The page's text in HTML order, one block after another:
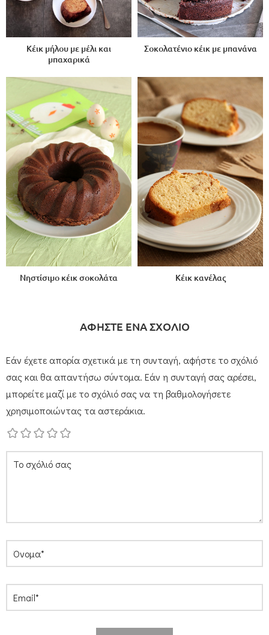
Κέικ μήλου με μέλι και
μπαχαρικά
Σοκολατένιο κέικ με μπανάνα
Νηστίσιμο κέικ σοκολάτα Κέικ κανέλας
ΑΦΗΣΤΕ ΕΝΑ ΣΧΟΛΙΟ
Εάν έχετε απορία σχετικά με τη συνταγή, αφήστε το σχόλιό
σας και θα απαντήσω σύντομα. Εάν η συνταγή σας αρέσει,
μπορείτε μαζί με το σχόλιό σας να τη βαθμολογήσετε
χρησιμοποιώντας τα αστεράκια.